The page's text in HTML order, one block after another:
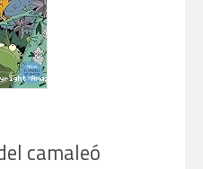
camaleó